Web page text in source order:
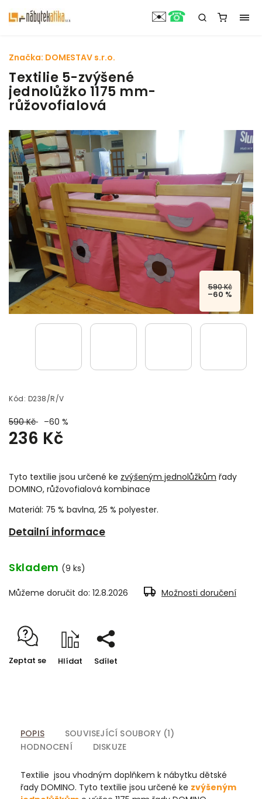
Textilie 5-zvýšené
jednolůžko 1175 mm-
růžovofialová
590 Kč
–60 %
Kód: D238/R/V
590 Kč –60 %
236 Kč
Tyto textilie jsou určené ke zvýšeným jednolůžkům řady
DOMINO, růžovofialová kombinace
Materiál: 75 % bavlna, 25 % polyester.
Detailní informace
Značka: DOMESTAV s.r.o.
Skladem (9 ks)
Můžeme doručit do: 12.8.2026 Možnosti doručení
Zeptat se Hlídat Sdílet
POPIS
SOUVISEJÍCÍ SOUBORY (1)
HODNOCENÍ
DISKUZE
Textilie jsou vhodným doplňkem k nábytku dětské
řady DOMINO. Tyto textilie jsou určené ke zvýšeným
✉️☎